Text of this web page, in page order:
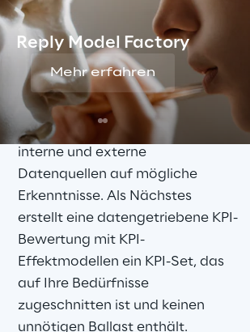
Reply Model Factory
Mehr erfahren
Alles beginnt mit den Fragen
Ihres Unternehmens. Von diesen
ausgehend, sammeln wir
Informationen über die
Anforderungen von allen
Stakeholdern und überprüfen
interne und externe
Datenquellen auf mögliche
Erkenntnisse. Als Nächstes
erstellt eine datengetriebene KPI-
Bewertung mit KPI-
Effektmodellen ein KPI-Set, das
auf Ihre Bedürfnisse
zugeschnitten ist und keinen
unnötigen Ballast enthält.